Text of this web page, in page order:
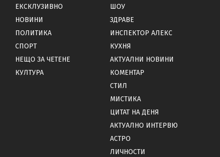
ЕКСКЛУЗИВНО
НОВИНИ
ПОЛИТИКА
СПОРТ
НЕЩО ЗА ЧЕТЕНЕ
КУЛТУРА
ШОУ
ЗДРАВЕ
ИНСПЕКТОР АЛЕКС
КУХНЯ
АКТУАЛНИ НОВИНИ
КОМЕНТАР
СТИЛ
МИСТИКА
ЦИТАТ НА ДЕНЯ
АКТУАЛНО ИНТЕРВЮ
АСТРО
ЛИЧНОСТИ